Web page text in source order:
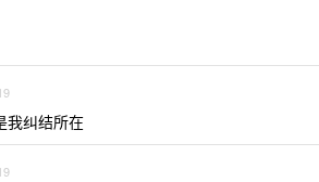
我纠结所在